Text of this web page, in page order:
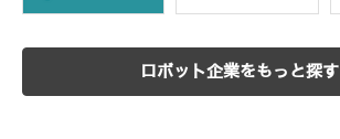
ロボット企業をもっと探す